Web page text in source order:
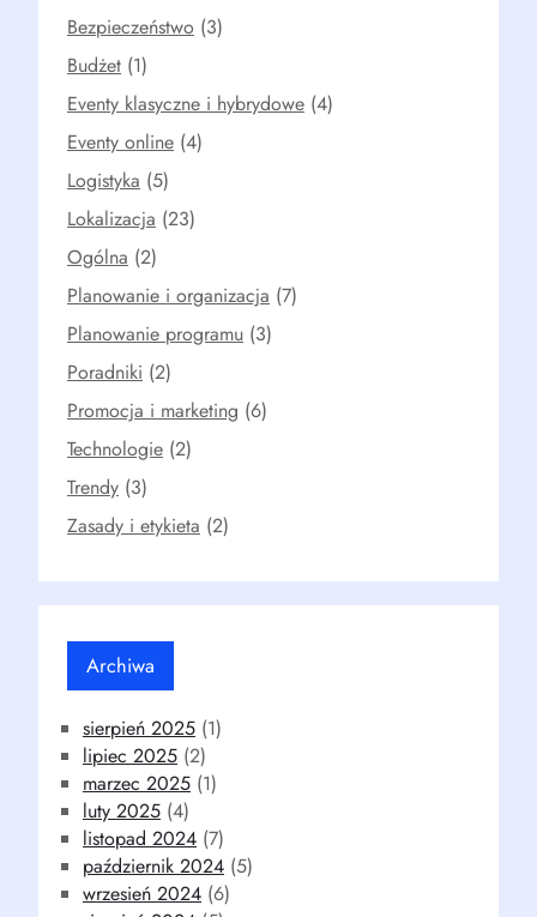
Bezpieczeństwo (3)
Budżet (1)
Eventy klasyczne i hybrydowe (4)
Eventy online (4)
Logistyka (5)
Lokalizacja (23)
Ogólna (2)
Planowanie i organizacja (7)
Planowanie programu (3)
Poradniki (2)
Promocja i marketing (6)
Technologie (2)
Trendy (3)
Zasady i etykieta (2)
Archiwa
sierpień 2025 (1)
lipiec 2025 (2)
marzec 2025 (1)
luty 2025 (4)
listopad 2024 (7)
październik 2024 (5)
wrzesień 2024 (6)